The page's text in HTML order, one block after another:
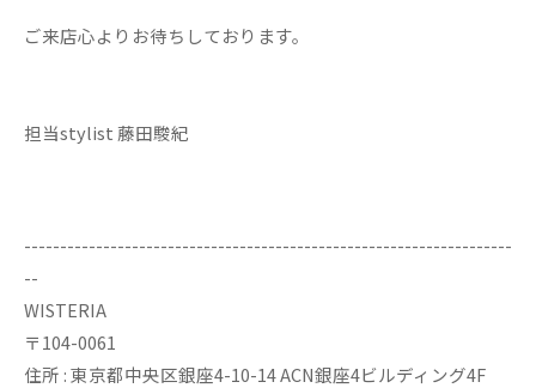
ご来店心よりお待ちしております。
担当stylist 藤田駿紀
--------------------------------------------------------------------
--
WISTERIA
〒104-0061
住所 : 東京都中央区銀座4-10-14 ACN銀座4ビルディング4F